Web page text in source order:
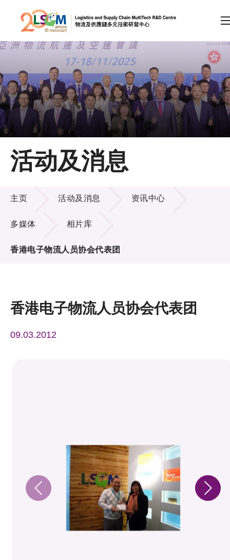
跳到内容（按回车键）
会员登录
A A EN 繁 简
主页
关于LSCM
技术商品化
项目及资助计划
活动及消息
活动及消息
主页 活动及消息 资讯中心
多媒体 相片库
香港电子物流人员协会代表团
香港电子物流人员协会代表团
09.03.2012